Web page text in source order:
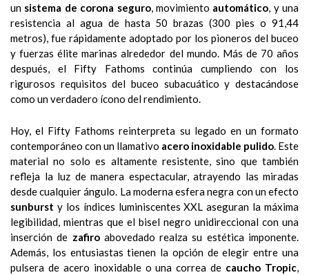
un sistema de corona seguro, movimiento automático, y una
resistencia al agua de hasta 50 brazas (300 pies o 91,44
metros), fue rápidamente adoptado por los pioneros del buceo
y fuerzas élite marinas alrededor del mundo. Más de 70 años
después, el Fifty Fathoms continúa cumpliendo con los
rigurosos requisitos del buceo subacuático y destacándose
como un verdadero ícono del rendimiento.
Hoy, el Fifty Fathoms reinterpreta su legado en un formato
contemporáneo con un llamativo acero inoxidable pulido. Este
material no solo es altamente resistente, sino que también
refleja la luz de manera espectacular, atrayendo las miradas
desde cualquier ángulo. La moderna esfera negra con un efecto
sunburst y los índices luminiscentes XXL aseguran la máxima
legibilidad, mientras que el bisel negro unidireccional con una
inserción de zafiroabovedado realza su estética imponente.
Además, los entusiastas tienen la opción de elegir entre una
pulsera de acero inoxidable o una correa de caucho Tropic,